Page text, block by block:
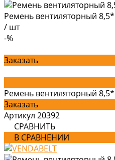
Ремень вентиляторный
/ шт
-%
Заказать
Ремень вентиляторный
Заказать
Артикул 20392
СРАВНИТЬ
В СРАВНЕНИИ